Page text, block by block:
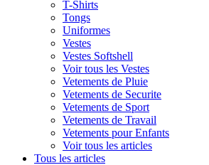
T-Shirts
Tongs
Uniformes
Vestes
Vestes Softshell
Voir tous les Vestes
Vetements de Pluie
Vetements de Securite
Vetements de Sport
Vetements de Travail
Vetements pour Enfants
Voir tous les articles
Tous les articles